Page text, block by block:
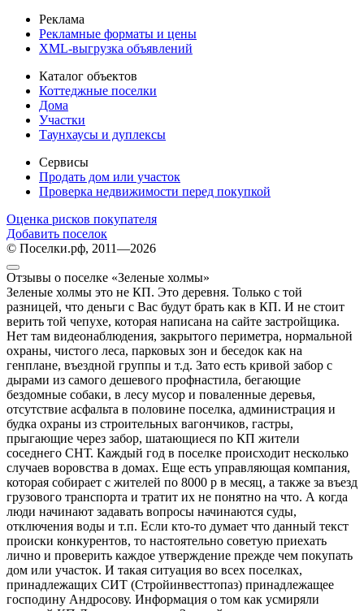
Реклама
Рекламные форматы и цены
XML-выгрузка объявлений
Каталог объектов
Коттеджные поселки
Дома
Участки
Таунхаусы и дуплексы
Сервисы
Продать дом или участок
Проверка недвижимости перед покупкой
Оценка рисков покупателя
Добавить поселок
© Поселки.рф, 2011—2026
Отзывы о поселке «Зеленые холмы»
Зеленые холмы это не КП. Это деревня. Только с той
разницей, что деньги с Вас будут брать как в КП. И не стоит
верить той чепухе, которая написана на сайте застройщика.
Нет там видеонаблюдения, закрытого периметра, нормальной
охраны, чистого леса, парковых зон и беседок как на
генплане, въездной группы и т.д. Зато есть кривой забор с
дырами из самого дешевого профнастила, бегающие
бездомные собаки, в лесу мусор и поваленные деревья,
отсутствие асфальта в половине поселка, администрация и
будка охраны из строительных вагончиков, гастры,
прыгающие через забор, шатающиеся по КП жители
соседнего СНТ. Каждый год в поселке происходит несколько
случаев воровства в домах. Еще есть управляющая компания,
которая собирает с жителей по 8000 р в месяц, а также за въезд
грузового транспорта и тратит их не понятно на что. А когда
люди начинают задавать вопросы начинаются суды,
отключения воды и т.п. Если кто-то думает что данный текст
происки конкурентов, то настоятельно советую приехать
лично и проверить каждое утверждение прежде чем покупать
дом или участок. И такая ситуация во всех поселках,
принадлежащих СИТ (Стройинвесттопаз) принадлежащее
господину Андросову. Информация о том как усмиряли